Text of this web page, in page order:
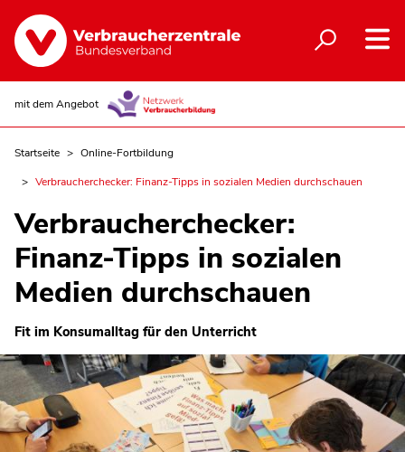
mit dem Angebot
Startseite
Online-Fortbildung
Verbraucherchecker: Finanz-Tipps in sozialen Medien durchschauen
Verbraucherchecker:
Finanz-Tipps in sozialen
Medien durchschauen
Fit im Konsumalltag für den Unterricht